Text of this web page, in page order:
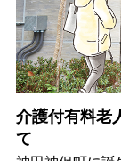
介護付有料老
て